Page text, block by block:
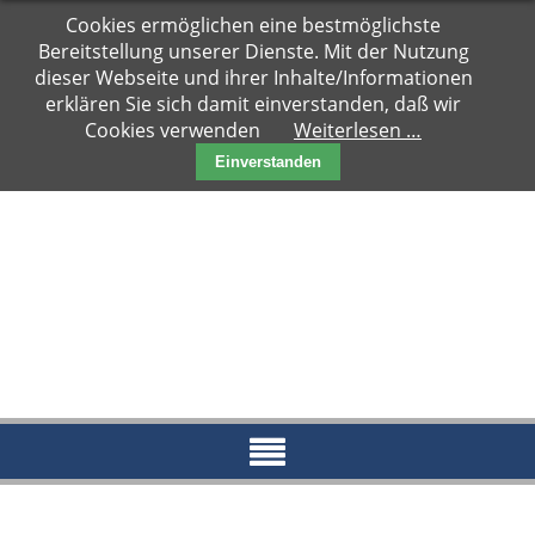
Navigation
überspringen
Hauptseite
Zuhause
gesucht
Notfälle
Aktueller
Archiv
Cookies ermöglichen eine bestmöglichste
Bereitstellung unserer Dienste. Mit der Nutzung
dieser Webseite und ihrer Inhalte/Informationen
erklären Sie sich damit einverstanden, daß wir
Cookies verwenden
Weiterlesen …
Einverstanden